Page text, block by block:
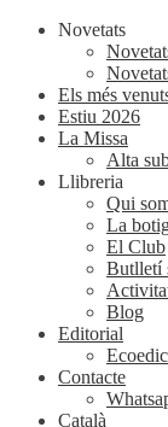
Novetats
Els més
Estiu 2026
La Missa
Alta
Llibreria
Qui
La
El Club
Butlletí
Blog
Editorial
Contacte
Català